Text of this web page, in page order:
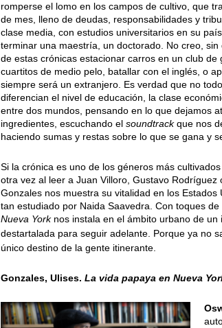
romperse el lomo en los campos de cultivo, que
de mes, lleno de deudas, responsabilidades y
clase media, con estudios universitarios en su
terminar una maestría, un doctorado. No creo,
de estas crónicas estacionar carros en un club
cuartitos de medio pelo, batallar con el inglés, o
siempre será un extranjero. Es verdad que no
diferencian el nivel de educación, la clase
entre dos mundos, pensando en lo que dejamos
ingredientes, escuchando el soundtrackque nos
haciendo sumas y restas sobre lo que se gana y
Si la crónica es uno de los géneros más
otra vez al leer a Juan Villoro, Gustavo
Gonzales nos muestra su vitalidad en los
tan estudiado por Naida Saavedra. Con toques
Nueva Yorknos instala en el ámbito urbano de un
destartalada para seguir adelante. Porque ya no
único destino de la gente itinerante.
Gonzales, Ulises. La vida papaya en Nueva